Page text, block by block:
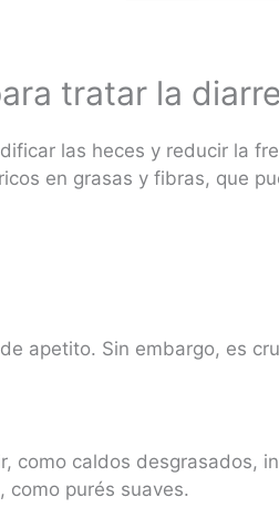
tratar la
las heces y reducir la
en grasas y fibras, que
apetito. Sin embargo, es
como caldos desgrasados,
como purés suaves.